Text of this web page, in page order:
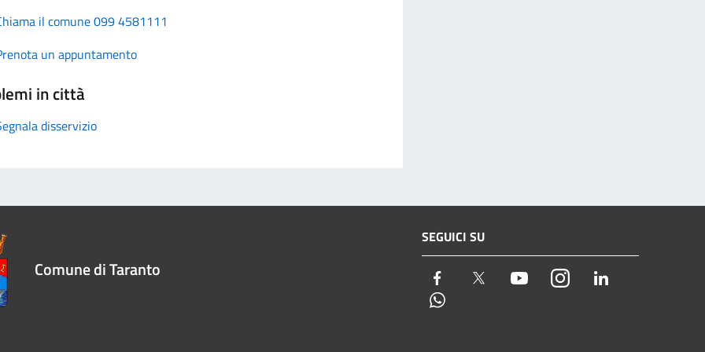
il comune 099 4581111
un appuntamento
in città
disservizio
Comune di Taranto
SEGUICI SU
Facebook Twitter YoutubeInstagram